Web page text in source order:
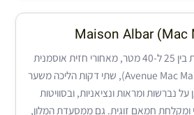
Maison Albar (Mac
ארבעים חדרים וסוויטות בין 25 ל-40 מטר, מאחורי חזית אוסמנית
בשדרת מק מאהון (Avenue Mac Mahon), שתי דקות הליכה משער
על נברשות ומראות ונציאניות, ובסוויטות
ומקלחת חמאם זוגית. גם ממסעדת המלון,